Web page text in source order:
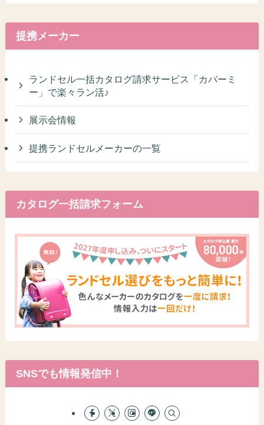
提携メーカー
ランドセル一括カタログ請求サービス「カバーミ
ー」で楽々ラン活♪
展示会情報
提携ランドセルメーカーの一覧
カタログ一括請求フォーム
SNSでも情報発信中！